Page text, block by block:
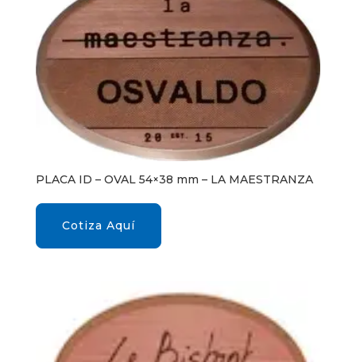
PLACA ID – OVAL 54×38 mm – LA MAESTRANZA
Cotiza Aquí